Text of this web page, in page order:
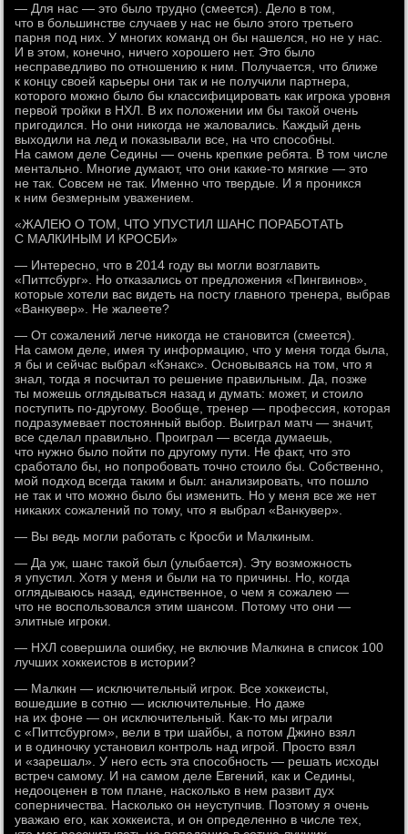
— Для нас — это было трудно (смеется). Дело в том,
что в большинстве случаев у нас не было этого третьего
парня под них. У многих команд он бы нашелся, но не у нас.
И в этом, конечно, ничего хорошего нет. Это было
несправедливо по отношению к ним. Получается, что ближе
к концу своей карьеры они так и не получили партнера,
которого можно было бы классифицировать как игрока уровня
первой тройки в НХЛ. В их положении им бы такой очень
пригодился. Но они никогда не жаловались. Каждый день
выходили на лед и показывали все, на что способны.
На самом деле Седины — очень крепкие ребята. В том числе
ментально. Многие думают, что они какие-то мягкие — это
не так. Совсем не так. Именно что твердые. И я проникся
к ним безмерным уважением.
«ЖАЛЕЮ О ТОМ, ЧТО УПУСТИЛ ШАНС ПОРАБОТАТЬ
С МАЛКИНЫМ И КРОСБИ»
— Интересно, что в 2014 году вы могли возглавить
«Питтсбург». Но отказались от предложения «Пингвинов»,
которые хотели вас видеть на посту главного тренера, выбрав
«Ванкувер». Не жалеете?
— От сожалений легче никогда не становится (смеется).
На самом деле, имея ту информацию, что у меня тогда была,
я бы и сейчас выбрал «Кэнакс». Основываясь на том, что я
знал, тогда я посчитал то решение правильным. Да, позже
ты можешь оглядываться назад и думать: может, и стоило
поступить по-другому. Вообще, тренер — профессия, которая
подразумевает постоянный выбор. Выиграл матч — значит,
все сделал правильно. Проиграл — всегда думаешь,
что нужно было пойти по другому пути. Не факт, что это
сработало бы, но попробовать точно стоило бы. Собственно,
мой подход всегда таким и был: анализировать, что пошло
не так и что можно было бы изменить. Но у меня все же нет
никаких сожалений по тому, что я выбрал «Ванкувер».
— Вы ведь могли работать с Кросби и Малкиным.
— Да уж, шанс такой был (улыбается). Эту возможность
я упустил. Хотя у меня и были на то причины. Но, когда
оглядываюсь назад, единственное, о чем я сожалею —
что не воспользовался этим шансом. Потому что они —
элитные игроки.
— НХЛ совершила ошибку, не включив Малкина в список 100
лучших хоккеистов в истории?
— Малкин — исключительный игрок. Все хоккеисты,
вошедшие в сотню — исключительные. Но даже
на их фоне — он исключительный. Как-то мы играли
с «Питтсбургом», вели в три шайбы, а потом Джино взял
и в одиночку установил контроль над игрой. Просто взял
и «зарешал». У него есть эта способность — решать исходы
встреч самому. И на самом деле Евгений, как и Седины,
недооценен в том плане, насколько в нем развит дух
соперничества. Насколько он неуступчив. Поэтому я очень
уважаю его, как хоккеиста, и он определенно в числе тех,